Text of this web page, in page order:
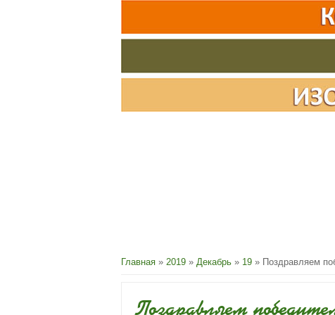
Главная » 2019 » Декабрь » 19 » Поздравляем
Поздравляем